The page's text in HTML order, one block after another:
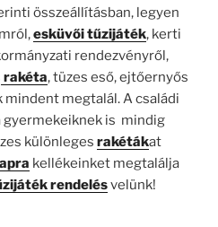
összeállításban, legyen
esküvői tűzijáték, kerti
rendezvényről,
rakéta, tüzes eső, ejtőernyős
mindent megtalál. A családi
gyermekeiknek is mindig
különleges rakétákat
kellékeinket megtalálja
rendelésvelünk!